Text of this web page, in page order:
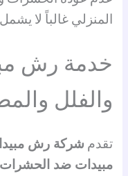
المنزلي غالباً لا
خدمة رش
والفلل
تقدم شركة رش
مبيدات ضد الحشرات